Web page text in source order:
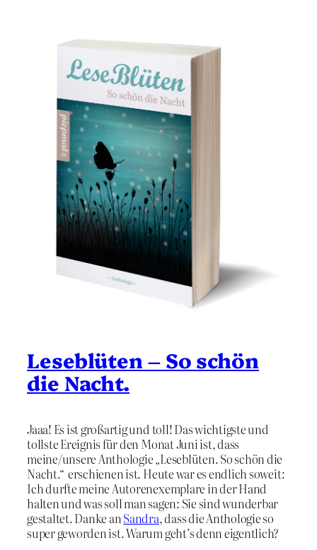
Leseblüten – So schön
die Nacht.
Jaaa! Es ist großartig und toll! Das wichtigste und
tollste Ereignis für den Monat Juni ist, dass
meine/unsere Anthologie „Leseblüten. So schön die
Nacht.“ erschienen ist. Heute war es endlich soweit:
Ich durfte meine Autorenexemplare in der Hand
halten und was soll man sagen: Sie sind wunderbar
gestaltet. Danke anSandra, dass die Anthologie so
super geworden ist. Warum geht’s denn eigentlich?